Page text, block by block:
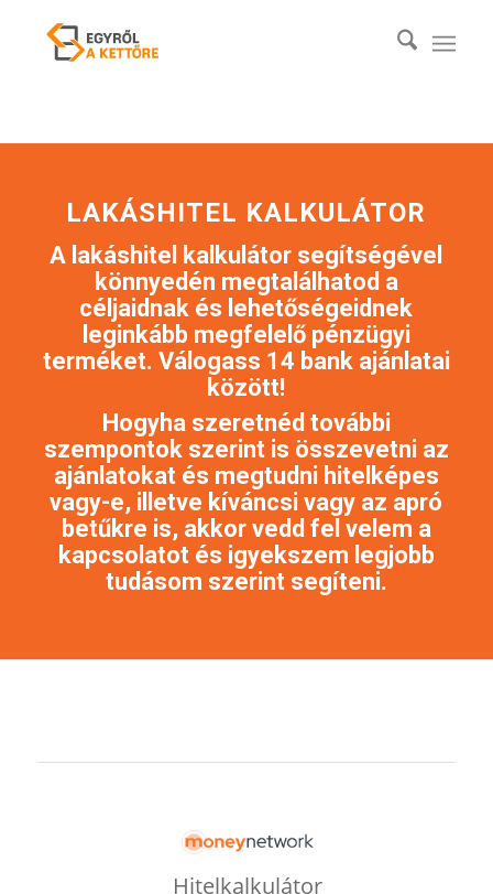
LAKÁSHITEL KALKULÁTOR
A lakáshitel kalkulátor segítségével
könnyedén megtalálhatod a
céljaidnak és lehetőségeidnek
leginkább megfelelő pénzügyi
terméket. Válogass 14 bank ajánlatai
között!
Hogyha szeretnéd további
szempontok szerint is összevetni az
ajánlatokat és megtudni hitelképes
vagy-e, illetve kíváncsi vagy az apró
betűkre is, akkor vedd fel velem a
kapcsolatot és igyekszem legjobb
tudásom szerint segíteni.